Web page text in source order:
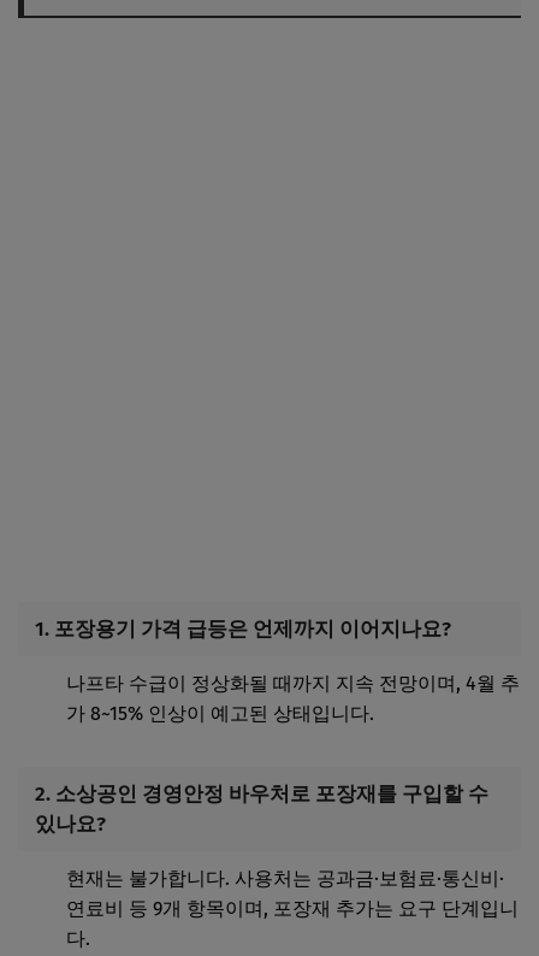
1. 포장용기 가격 급등은 언제까지 이어지나요?
나프타 수급이 정상화될 때까지 지속 전망이며, 4월 추
가 8~15% 인상이 예고된 상태입니다.
2. 소상공인 경영안정 바우처로 포장재를 구입할 수
있나요?
현재는 불가합니다. 사용처는 공과금·보험료·통신비·
연료비 등 9개 항목이며, 포장재 추가는 요구 단계입니
다.